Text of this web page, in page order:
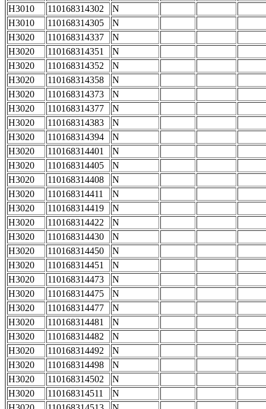
H3010
110168314302
N
H3010
110168314305
N
H3020
110168314337
N
H3020
110168314351
N
H3020
110168314352
N
H3020
110168314358
N
H3020
110168314373
N
H3020
110168314377
N
H3020
110168314383
N
H3020
110168314394
N
H3020
110168314401
N
H3020
110168314405
N
H3020
110168314408
N
H3020
110168314411
N
H3020
110168314419
N
H3020
110168314422
N
H3020
110168314430
N
H3020
110168314450
N
H3020
110168314451
N
H3020
110168314473
N
H3020
110168314475
N
H3020
110168314477
N
H3020
110168314481
N
H3020
110168314482
N
H3020
110168314492
N
H3020
110168314498
N
H3020
110168314502
N
H3020
110168314511
N